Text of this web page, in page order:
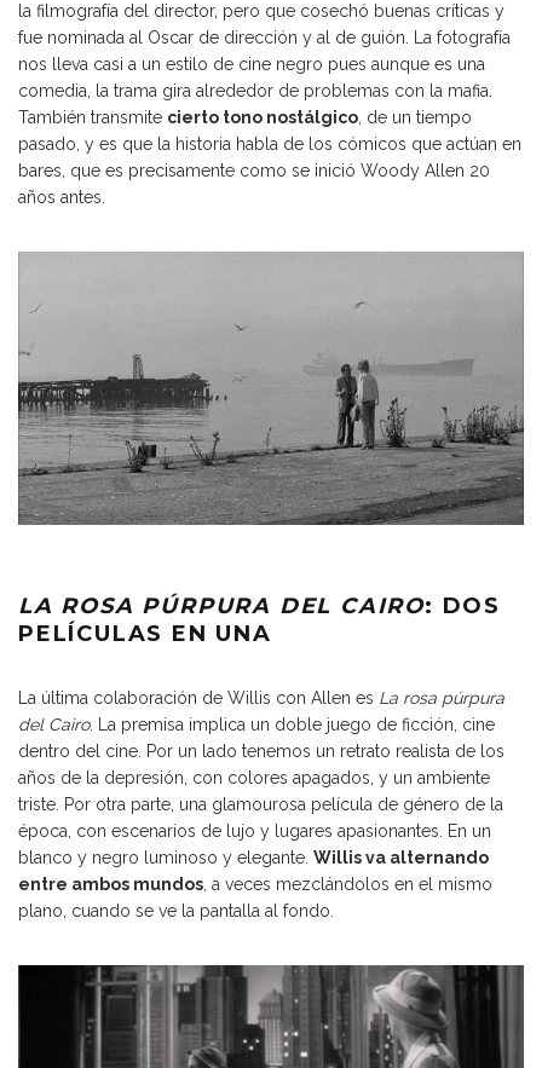
la filmografía del director, pero que cosechó buenas críticas y
fue nominada al Oscar de dirección y al de guión. La fotografía
nos lleva casi a un estilo de cine negro pues aunque es una
comedia, la trama gira alrededor de problemas con la mafia.
También transmite cierto tono nostálgico, de un tiempo
pasado, y es que la historia habla de los cómicos que actúan en
bares, que es precisamente como se inició Woody Allen 20
años antes.
LA ROSA PÚRPURA DEL CAIRO: DOS
PELÍCULAS EN UNA
La última colaboración de Willis con Allen es La rosa púrpura
del Cairo. La premisa implica un doble juego de ficción, cine
dentro del cine. Por un lado tenemos un retrato realista de los
años de la depresión, con colores apagados, y un ambiente
triste. Por otra parte, una glamourosa película de género de la
época, con escenarios de lujo y lugares apasionantes. En un
blanco y negro luminoso y elegante. Willis va alternando
entre ambos mundos , a veces mezclándolos en el mismo
plano, cuando se ve la pantalla al fondo.